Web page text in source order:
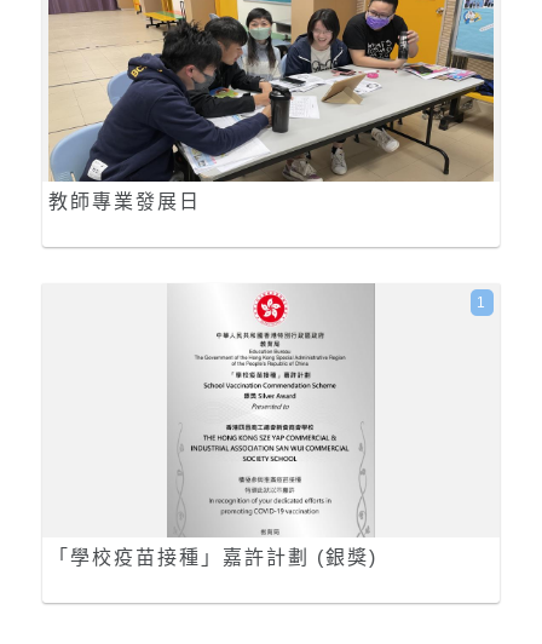
教師專業發展日
「學校疫苗接種」嘉許計劃 (銀獎)
1